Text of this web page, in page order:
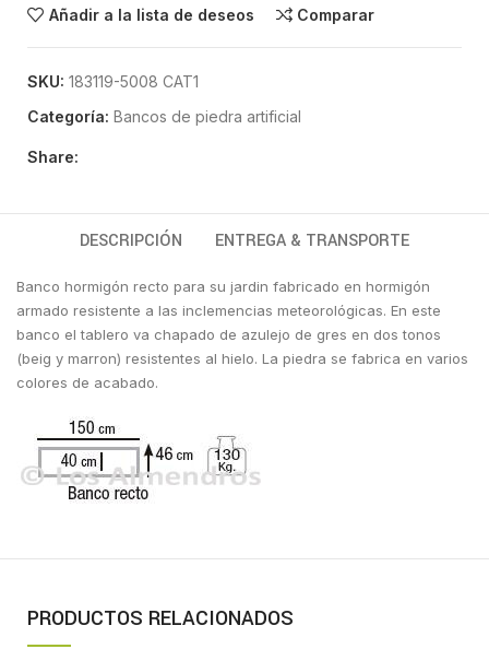
Añadir a la lista de deseos Comparar
SKU: 183119-5008 CAT1
Categoría: Bancos de piedra artificial
Share:
DESCRIPCIÓN ENTREGA & TRANSPORTE
Banco hormigón recto para su jardin fabricado en hormigón
armado resistente a las inclemencias meteorológicas. En este
banco el tablero va chapado de azulejo de gres en dos tonos
(beig y marron) resistentes al hielo. La piedra se fabrica en varios
colores de acabado.
PRODUCTOS RELACIONADOS